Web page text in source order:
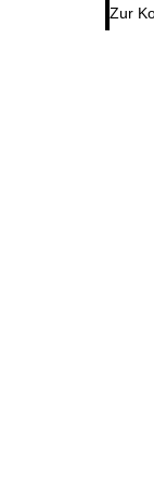
Zur